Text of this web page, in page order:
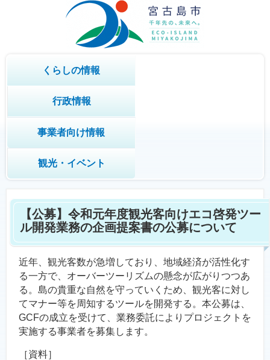
くらしの情報
行政情報
事業者向け情報
観光・イベント
【公募】令和元年度観光客向けエコ啓発ツー
ル開発業務の企画提案書の公募について
近年、観光客数が急増しており、地域経済が活性化す
る一方で、オーバーツーリズムの懸念が広がりつつあ
る。島の貴重な自然を守っていくため、観光客に対し
てマナー等を周知するツールを開発する。本公募は、
GCFの成立を受けて、業務委託によりプロジェクトを
実施する事業者を募集します。
［資料］